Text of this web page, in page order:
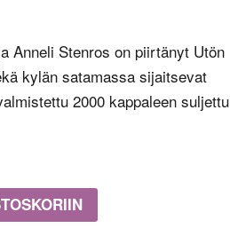
Anneli Stenros on piirtänyt Utön
kylän satamassa sijaitsevat
2000 kappaleen suljettu